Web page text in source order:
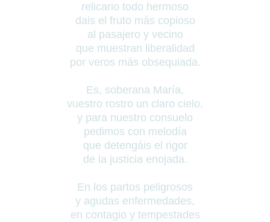
relicario todo hermoso
dais el fruto más copioso
al pasajero y vecino
que muestran liberalidad
por veros más obsequiada.
Es, soberana María,
vuestro rostro un claro cielo,
y para nuestro consuelo
pedimos con melodía
que detengáis el rigor
de la justicia enojada.
En los partos peligrosos
y agudas enfermedades,
en contagio y tempestades